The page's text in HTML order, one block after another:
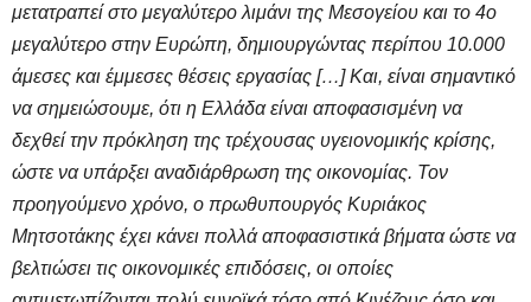
μετατραπεί στο μεγαλύτερο λιμάνι της Μεσογείου και το 4ο
μεγαλύτερο στην Ευρώπη, δημιουργώντας περίπου 10.000
άμεσες και έμμεσες θέσεις εργασίας […] Και, είναι σημαντικό
να σημειώσουμε, ότι η Ελλάδα είναι αποφασισμένη να
δεχθεί την πρόκληση της τρέχουσας υγειονομικής κρίσης,
ώστε να υπάρξει αναδιάρθρωση της οικονομίας. Τον
προηγούμενο χρόνο, ο πρωθυπουργός Κυριάκος
Μητσοτάκης έχει κάνει πολλά αποφασιστικά βήματα ώστε να
βελτιώσει τις οικονομικές επιδόσεις, οι οποίες